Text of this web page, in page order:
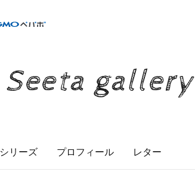
Seeta gallery
シリーズ プロフィール レター